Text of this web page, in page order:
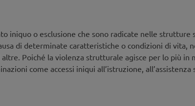
per persone coinvolte e familiari
iniquo o esclusione che sono radicate nelle strutture
di determinate caratteristiche o condizioni di vita,
Poiché la violenza strutturale agisce per lo più in
come accessi iniqui all’istruzione, all’assistenza